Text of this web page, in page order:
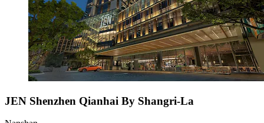
JEN Shenzhen Qianhai By Shangri-La